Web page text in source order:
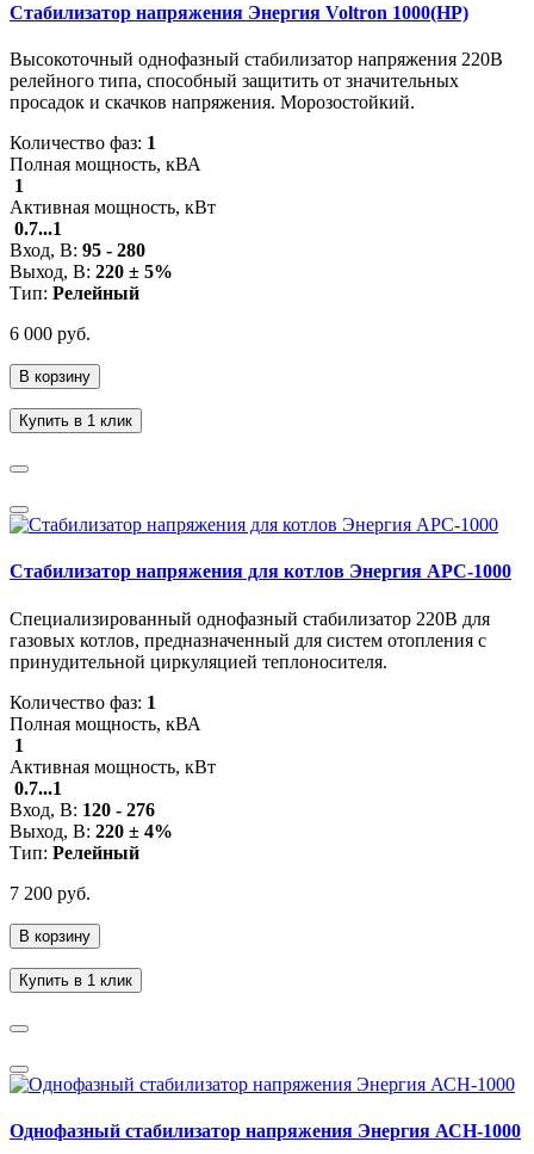
Стабилизатор напряжения Энергия Voltron 1000(HP)
Высокоточный однофазный стабилизатор напряжения 220В
релейного типа, способный защитить от значительных
просадок и скачков напряжения. Морозостойкий.
Количество фаз: 1
Полная мощность, кВА
1
Активная мощность, кВт
0.7...1
Вход, В: 95 - 280
Выход, В: 220 ± 5%
Тип: Релейный
6 000 руб.
В корзину
Купить в 1 клик
Стабилизатор напряжения для котлов Энергия АРС-1000
Специализированный однофазный стабилизатор 220В для
газовых котлов, предназначенный для систем отопления с
принудительной циркуляцией теплоносителя.
Количество фаз: 1
Полная мощность, кВА
1
Активная мощность, кВт
0.7...1
Вход, В: 120 - 276
Выход, В: 220 ± 4%
Тип: Релейный
7 200 руб.
В корзину
Купить в 1 клик
Однофазный стабилизатор напряжения Энергия АСН-1000